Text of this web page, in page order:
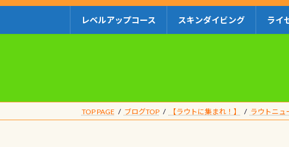
キ
プ
に
動
レベルアップコース スキンダイビング ライ
TOP PAGE ブログTOP 【ラウトに集まれ！】 ラウトニュ